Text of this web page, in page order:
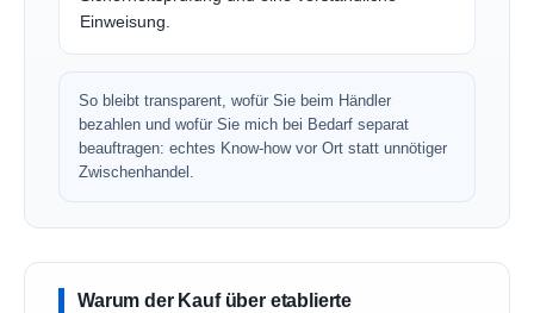
Einweisung.
So bleibt transparent, wofür Sie beim Händler
bezahlen und wofür Sie mich bei Bedarf separat
beauftragen: echtes Know-how vor Ort statt unnötiger
Zwischenhandel.
Warum der Kauf über etablierte